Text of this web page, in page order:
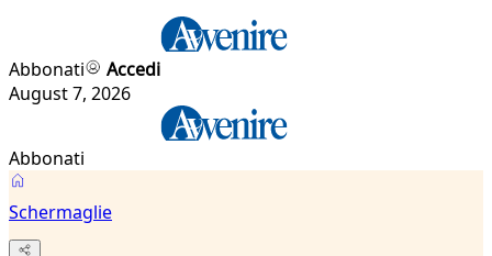
Abbonati
Accedi
August 7, 2026
Abbonati
Schermaglie